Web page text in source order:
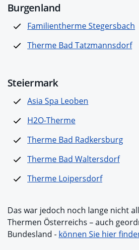
Burgenland
Familientherme Stegersbach
Therme Bad Tatzmannsdorf
Steiermark
Asia Spa Leoben
H2O-Therme
Therme Bad Radkersburg
Therme Bad Waltersdorf
Therme Loipersdorf
Das war jedoch noch lange nicht
Thermen Österreichs – auch
Bundesland - können Sie hier